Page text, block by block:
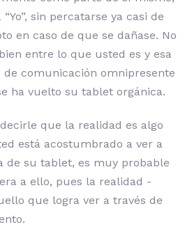
sin percatarse ya casi de
en caso de que se dañase. No
entre lo que usted es y esa
comunicación omnipresente
ha vuelto su tablet orgánica.
que la realidad es algo
está acostumbrado a ver a
de su tablet, es muy probable
a ello, pues la realidad -
que logra ver a través de